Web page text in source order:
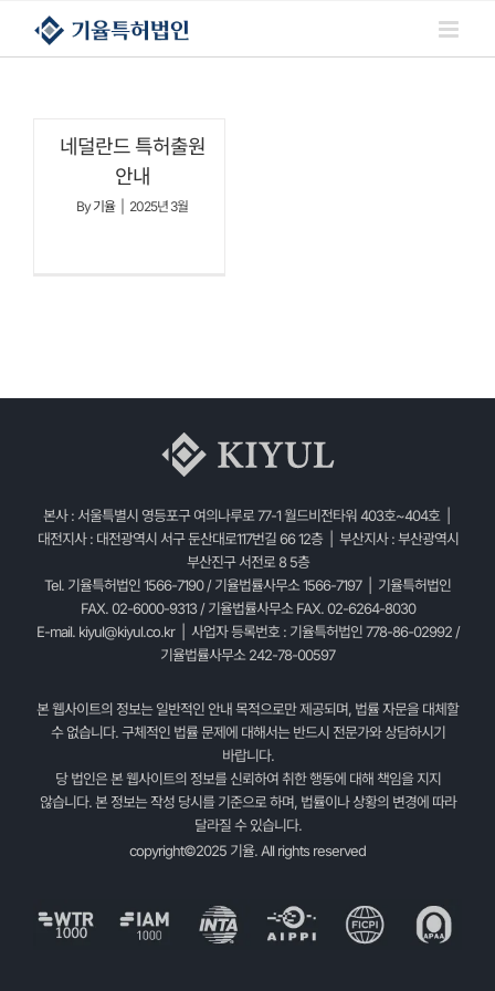
콘텐츠로
건너뛰기
네덜란드 특허출원
안내
By기율 2025년 3월
본사 : 서울특별시 영등포구 여의나루로 77-1 월드비전타워 403호~404호 |
대전지사 : 대전광역시 서구 둔산대로117번길 66 12층 | 부산지사 : 부산광역시
부산진구 서전로 8 5층
Tel. 기율특허법인 1566-7190 / 기율법률사무소 1566-7197 | 기율특허법인
FAX. 02-6000-9313 / 기율법률사무소 FAX. 02-6264-8030
E-mail. kiyul@kiyul.co.kr| 사업자 등록번호 : 기율특허법인 778-86-02992 /
기율법률사무소 242-78-00597
본 웹사이트의 정보는 일반적인 안내 목적으로만 제공되며, 법률 자문을 대체할
수 없습니다. 구체적인 법률 문제에 대해서는 반드시 전문가와 상담하시기
바랍니다.
당 법인은 본 웹사이트의 정보를 신뢰하여 취한 행동에 대해 책임을 지지
않습니다. 본 정보는 작성 당시를 기준으로 하며, 법률이나 상황의 변경에 따라
달라질 수 있습니다.
copyright©2025 기율. All rights reserved